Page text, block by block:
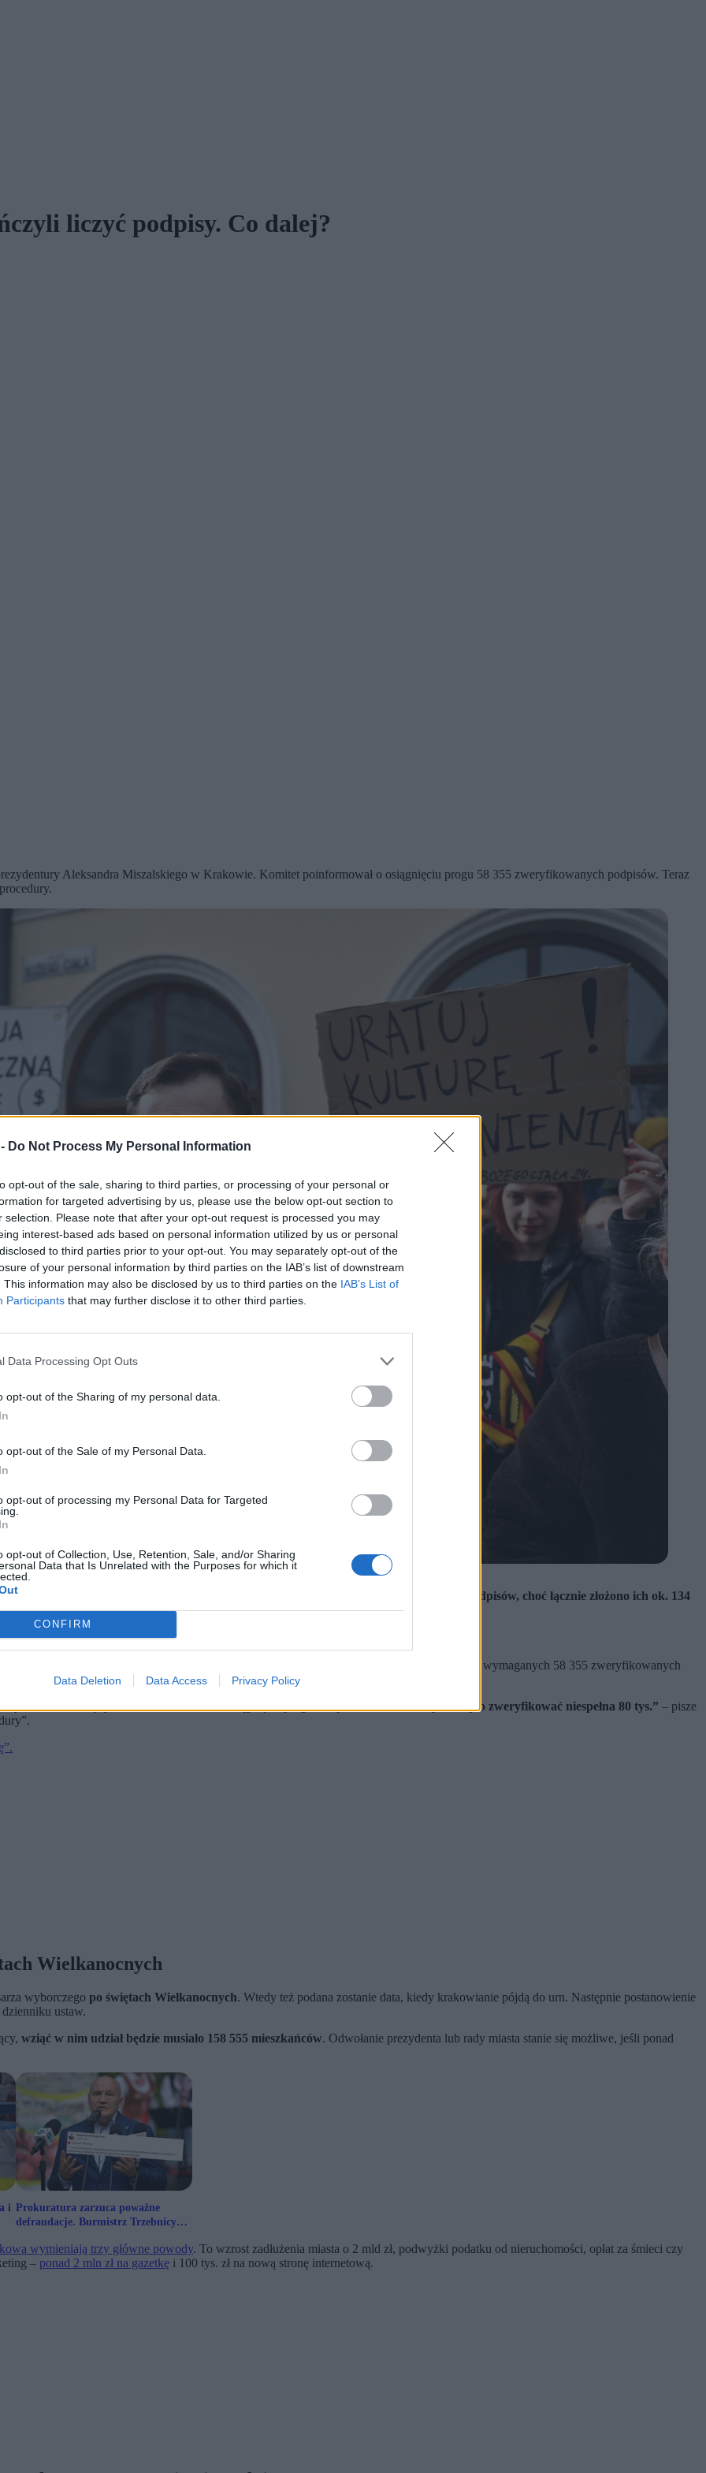
Do Not Process My Personal Information
opt-out of the sale, sharing to third parties, or processing of your personal or
for targeted advertising by us, please use the below opt-out section to
selection. Please note that after your opt-out request is processed you may
interest-based ads based on personal information utilized by us or personal
to third parties prior to your opt-out. You may separately opt-out of the
of your personal information by third parties on the IAB’s list of downstream
This information may also be disclosed by us to third parties on the IAB’s List of
Participants that may further disclose it to other third parties.
Data Processing Opt Outs
opt-out of the Sharing of my personal data.
opt-out of the Sale of my Personal Data.
opt-out of processing my Personal Data for Targeted
opt-out of Collection, Use, Retention, Sale, and/or Sharing
Data that Is Unrelated with the Purposes for which it
CONFIRM
Data Deletion Data Access Privacy Policy
liczyć podpisy. Co dalej?
Aleksandra Miszalskiego w Krakowie. Komitet poinformował o osiągnięciu progu 58 355 zweryfikowanych podpisów. Teraz
krakowskim Kazmierzu (fot. Art Service / PAP)
przekazali organizatorzy kampanii. Osiągnięto wymagane 58 355 zweryfikowanych podpisów, choć łącznie złożono ich ok. 134
sprawdzono niespełna 80 tys.
Wielkanocnych. Wtedy też ma zostać wskazana data głosowania.
ws. prezydentury Aleksandra Miszalskiego w Krakowie
, osiągnięty został próg wymaganych 58 355 zweryfikowanych
kolejnych z nich w momencie osiągnięcia progu, nie jest konieczne.
„Wystarczyło zweryfikować niespełna 80 tys.” – pisze
Wielkanocnych
wyborczego po świętach Wielkanocnych. Wtedy też podana zostanie data, kiedy krakowianie pójdą do urn. Następnie postanowienie
ustaw.
wziąć w nim udział będzie musiało 158 555 mieszkańców. Odwołanie prezydenta lub rady miasta stanie się możliwe, jeśli ponad
i Prokuratura zarzuca poważne
defraudacje. Burmistrz Trzebnicy
wymieniają trzy główne powody. To wzrost zadłużenia miasta o 2 mld zł, podwyżki podatku od nieruchomości, opłat za śmieci czy
– ponad 2 mln zł na gazetkę i 100 tys. zł na nową stronę internetową.